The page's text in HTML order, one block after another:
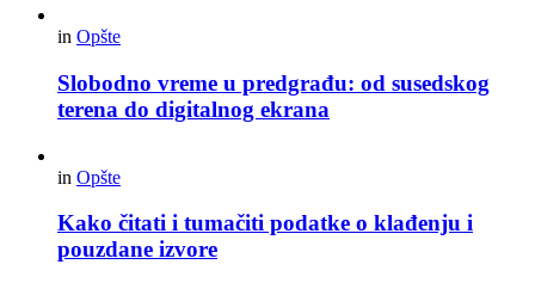
in Opšte
Slobodno vreme u predgrađu: od susedskog
terena do digitalnog ekrana
in Opšte
Kako čitati i tumačiti podatke o klađenju i
pouzdane izvore